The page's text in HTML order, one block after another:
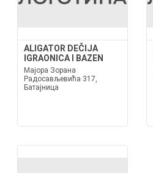
ALIGATOR DEČIJA
IGRAONICA I BAZEN
Мајора Зорана
Радосављевића 317,
Батајница